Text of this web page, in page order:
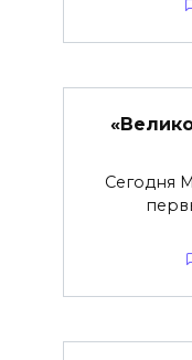
Сегодня